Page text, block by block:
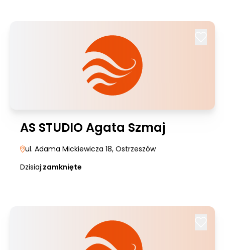
AS STUDIO Agata Szmaj
ul. Adama Mickiewicza 18, Ostrzeszów
Dzisiaj:zamknięte